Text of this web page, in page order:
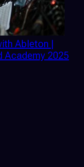
Ableton |
Academy 2025